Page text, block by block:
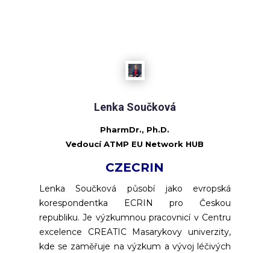
Lenka Součková
PharmDr., Ph.D.
VedoucíATMP EU Network HUB
CZECRIN
Lenka Součková působí jako evropská
korespondentka ECRIN pro Českou
republiku. Je výzkumnou pracovnicí v Centru
excelence CREATIC Masarykovy univerzity,
kde se zaměřuje na výzkum a vývoj léčivých